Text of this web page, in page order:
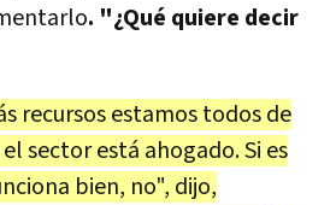
. "¿Qué quiere decir
recursos estamos todos de
sector está ahogado. Si es
bien, no", dijo,